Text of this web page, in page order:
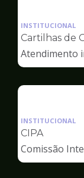
INSTITUCIONAL
Cartilhas de
Atendimento
INSTITUCIONAL
CIPA
Comissão